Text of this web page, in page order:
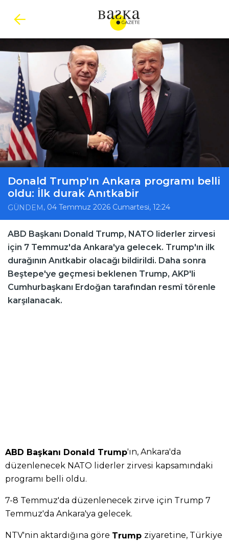
Donald Trump'ın Ankara programı belli
oldu: İlk durak Anıtkabir
GÜNDEM , 04 Temmuz 2026 Cumartesi, 12:24
ABD Başkanı Donald Trump, NATO liderler zirvesi
için 7 Temmuz'da Ankara'ya gelecek. Trump'ın ilk
durağının Anıtkabir olacağı bildirildi. Daha sonra
Beştepe'ye geçmesi beklenen Trump, AKP'li
Cumhurbaşkanı Erdoğan tarafından resmî törenle
karşılanacak.
ABD Başkanı Donald Trump'ın, Ankara'da
düzenlenecek NATO liderler zirvesi kapsamındaki
programı belli oldu.
7-8 Temmuz'da düzenlenecek zirve için Trump 7
Temmuz'da Ankara'ya gelecek.
NTV'nin aktardığına göre Trump ziyaretine, Türkiye